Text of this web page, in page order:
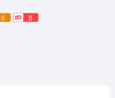
0 0